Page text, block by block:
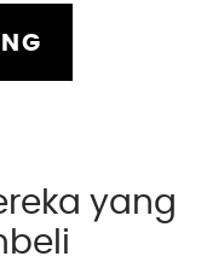
yang